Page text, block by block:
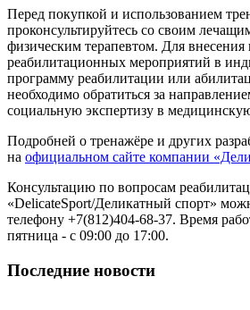
Перед покупкой и использованием
проконсультируйтесь со своим
физическим терапевтом. Для
реабилитационных мероприятий в
программу реабилитации или
необходимо обратиться за
социальную экспертизу в
Подробней о тренажёре и других
на официальном сайте компании
Консультацию по вопросам
«DelicateSport/Деликатный спорт»
телефону +7(812)404-68-37. Время
пятница - с 09:00 до 17:00.
Последние новости